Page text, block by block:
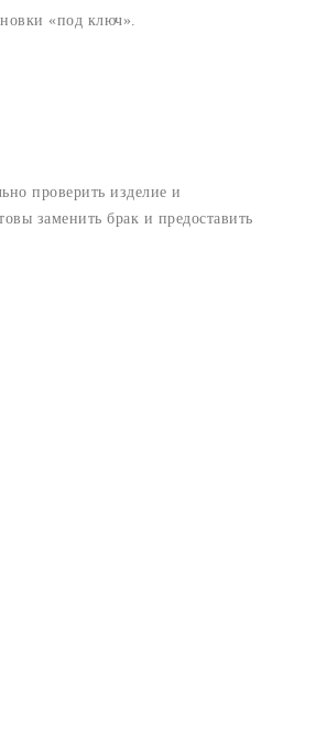
«под ключ».
проверить изделие и
заменить брак и предоставить